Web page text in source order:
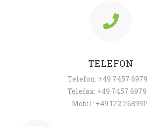
TELEFON
Telefon: +49 7457
Telefax: +49 7457
Mobil: +49 172